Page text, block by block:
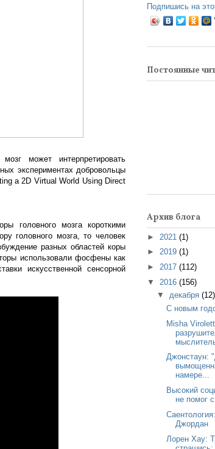
может интерпретировать
экспериментах добровольцы
a 2D Virtual World Using Direct
головного мозга короткими
головного мозга, то человек
разных областей коры
использовали фосфены как
искусственной сенсорной
Подпишись на
Постоянные
Архив блога
► 2021 (1)
► 2019 (1)
► 2017 (112)
▼ 2016 (156)
▼ декабря (12)
С новым
Misha
Джонстаун:
намере...
Высокий
не помог
Джордан
Лорен Хау: